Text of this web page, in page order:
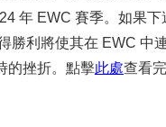
年 EWC 賽季。如果下
勝利將使其在 EWC 中
的挫折。點擊此處查看